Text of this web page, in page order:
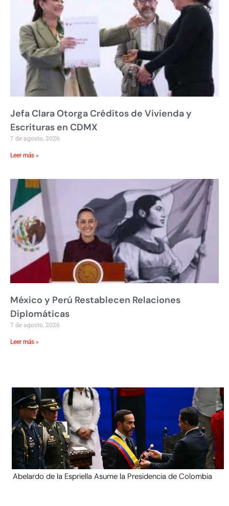
Jefa Clara Otorga Créditos de Vivienda y
Escrituras en CDMX
7 de agosto, 2026
Leer más »
México y Perú Restablecen Relaciones
Diplomáticas
7 de agosto, 2026
Leer más »
Abelardo de la Espriella Asume la Presidencia de Colombia